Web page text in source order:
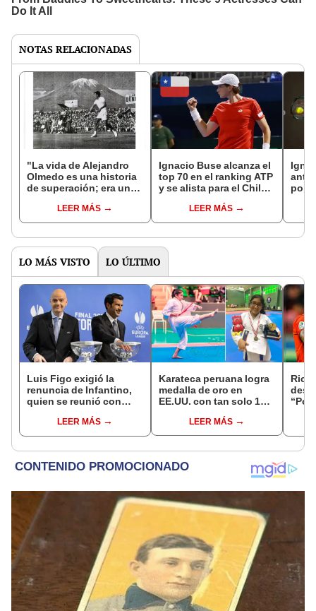
NOTAS RELACIONADAS
"La vida de Alejandro
Olmedo es una historia
de superación; era un
pelotas y llegó a ser
número uno del mundo"
LEER MÁS
Ignacio Buse alcanza el
top 70 en el ranking ATP
y se alista para el Chile
contra quién jugará?
LEER MÁS
ante
por
LO MÁS VISTO LO ÚLTIMO
Luis Figo exigió la
renuncia de Infantino,
quien se reunió con
en Marruecos
LEER MÁS
Karateca peruana logra
medalla de oro en
EE.UU. con tan solo 14
LEER MÁS
“Por